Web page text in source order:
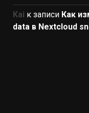
Kai к записи Как
data в Nextcloud